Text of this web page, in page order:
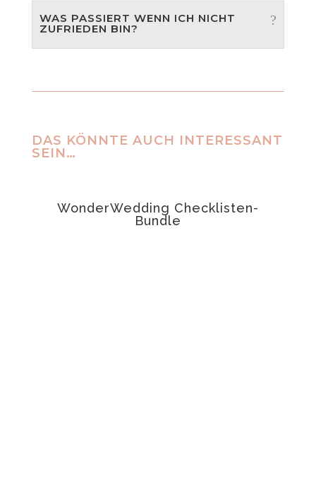
WAS PASSIERT WENN ICH NICHT
ZUFRIEDEN BIN?
DAS KÖNNTE AUCH INTERESSANT
SEIN…
ANGEBOT!
WonderWedding Checklisten-
Bundle